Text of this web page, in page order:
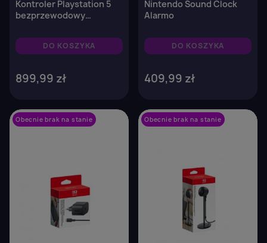
Kontroler Playstation 5
bezprzewodowy
Black&White
DO KOSZYKA
899,99 zł
Nintendo Sound Clock
Alarmo
DO KOSZYKA
409,99 zł
Obecnie brak na stanie Obecnie brak na stanie